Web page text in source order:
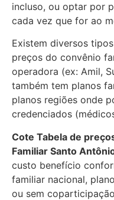
incluso, ou optar por
cada vez que for ao
Existem diversos
preços do convênio
operadora (ex: Amil,
também tem planos
planos regiões onde
credenciados
Cote Tabela de
Familiar Santo
custo benefício
familiar nacional,
ou sem